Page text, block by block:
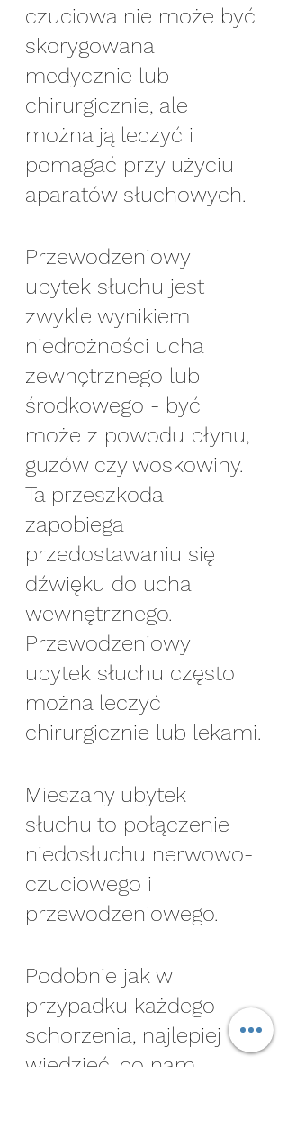
czuciowa nie może być
skorygowana
medycznie lub
chirurgicznie, ale
można ją leczyć i
pomagać przy użyciu
aparatów słuchowych.
Przewodzeniowy
ubytek słuchu jest
zwykle wynikiem
niedrożności ucha
zewnętrznego lub
środkowego - być
może z powodu płynu,
guzów czy woskowiny.
Ta przeszkoda
zapobiega
przedostawaniu się
dźwięku do ucha
wewnętrznego.
Przewodzeniowy
ubytek słuchu często
można leczyć
chirurgicznie lub lekami.
Mieszany ubytek
słuchu to połączenie
niedosłuchu nerwowo-
czuciowego i
przewodzeniowego.
Podobnie jak w
przypadku każdego
schorzenia, najlepiej
wiedzieć, co nam